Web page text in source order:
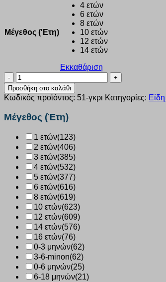
Μέγεθος ('Ετη)
4 ετών
6 ετών
8 ετών
10 ετών
12 ετών
14 ετών
Εκκαθάριση
Φανελάκι
αμάνικο
Nina
Club
γκρι
παιδικό
ποσότητα
Προσθήκη στο καλάθι
Κωδικός προϊόντος: 51-γκρι Κατηγορίες:
Μέγεθος (Έτη)
1 ετών(123)
2 ετών(406)
3 ετών(385)
4 ετών(532)
5 ετών(377)
6 ετών(616)
8 ετών(619)
10 ετών(623)
12 ετών(609)
14 ετών(576)
16 ετών(76)
0-3 μηνών(62)
3-6-minon(62)
0-6 μηνών(25)
6-18 μηνών(21)